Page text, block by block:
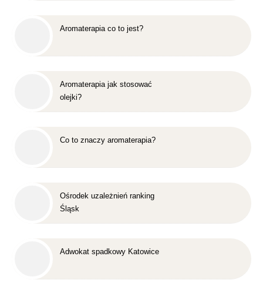
Aromaterapia co to jest?
Aromaterapia jak stosować
olejki?
Co to znaczy aromaterapia?
Ośrodek uzależnień ranking
Śląsk
Adwokat spadkowy Katowice